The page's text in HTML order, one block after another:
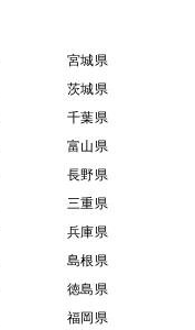
宮城県
茨城県
千葉県
富山県
長野県
三重県
兵庫県
島根県
徳島県
福岡県